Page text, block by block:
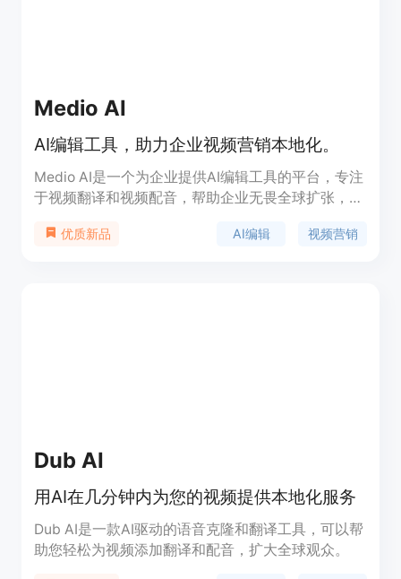
Medio AI
AI编辑工具，助力企业视频营销本地化。
Medio AI是一个为企业提供AI编辑工具的平台，专注
于视频翻译和视频配音，帮助企业无畏全球扩张，实
旨在帮助企业探索更多海外市场，通过AI技术提升视
优质新品 AI编辑 视频营销
Dub AI
用AI在几分钟内为您的视频提供本地化服务
Dub AI是一款AI驱动的语音克隆和翻译工具，可以帮
助您轻松为视频添加翻译和配音，扩大全球观众。